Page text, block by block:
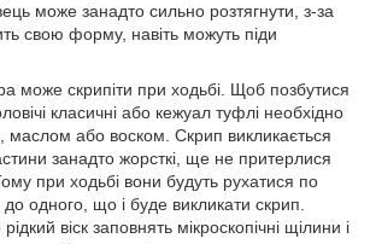
може занадто сильно розтягнути, з-за
свою форму, навіть можуть піди
може скрипіти при ходьбі. Щоб позбутися
класичні або кежуал туфлі необхідно
або воском. Скрип викликається
занадто жорсткі, ще не притерлися
при ходьбі вони будуть рухатися по
одного, що і буде викликати скрип.
віск заповнять мікроскопічні щілини і